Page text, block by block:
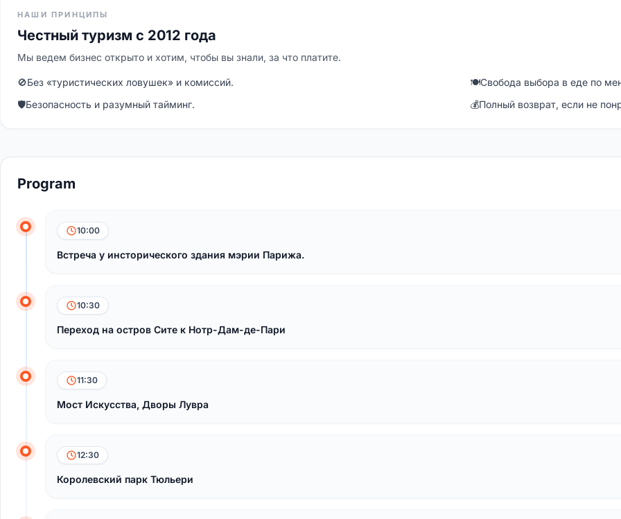
НАШИ ПРИНЦИПЫ
Честный туризм с 2012 года
Мы ведем бизнес открыто и хотим, чтобы вы знали, за что платите.
🚫Без «туристических ловушек» и комиссий. 🍽Свобода выбора в еде по
🛡Безопасность и разумный тайминг. 💰Полный возврат, если не
Program
10:00
Встреча у инсторического здания мэрии Парижа.
10:30
Переход на остров Сите к Нотр-Дам-де-Пари
11:30
Мост Искусства, Дворы Лувра
12:30
Королевский парк Тюльери